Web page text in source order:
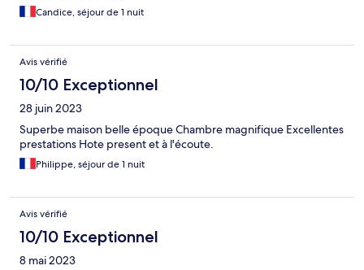
Candice, séjour de 1 nuit
Avis vérifié
10/10 Exceptionnel
28 juin 2023
Superbe maison belle époque Chambre magnifique Excellentes
prestations Hote present et à l'écoute.
Philippe, séjour de 1 nuit
Avis vérifié
10/10 Exceptionnel
8 mai 2023